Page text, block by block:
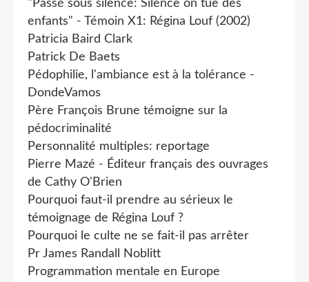
"Passé sous silence: Silence on tue des
enfants" - Témoin X1: Régina Louf (2002)
Patricia Baird Clark
Patrick De Baets
Pédophilie, l'ambiance est à la tolérance -
DondeVamos
Père François Brune témoigne sur la
pédocriminalité
Personnalité multiples: reportage
Pierre Mazé - Éditeur français des ouvrages
de Cathy O'Brien
Pourquoi faut-il prendre au sérieux le
témoignage de Régina Louf ?
Pourquoi le culte ne se fait-il pas arrêter
Pr James Randall Noblitt
Programmation mentale en Europe